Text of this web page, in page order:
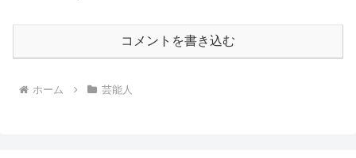
コメントを書き込む
ホーム 芸能人